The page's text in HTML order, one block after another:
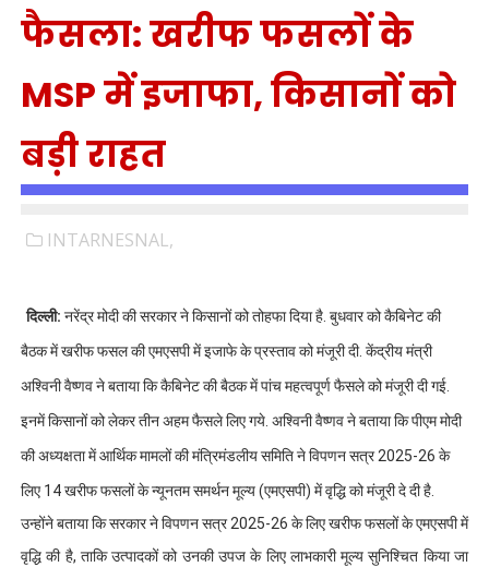
फैसला: खरीफ फसलों के
MSP में इजाफा, किसानों को
बड़ी राहत
INTARNESNAL,
दिल्ली: नरेंद्र मोदी की सरकार ने किसानों को तोहफा दिया है. बुधवार को कैबिनेट की
बैठक में खरीफ फसल की एमएसपी में इजाफे के प्रस्ताव को मंजूरी दी. केंद्रीय मंत्री
अश्विनी वैष्णव ने बताया कि कैबिनेट की बैठक में पांच महत्वपूर्ण फैसले को मंजूरी दी गई.
इनमें किसानों को लेकर तीन अहम फैसले लिए गये. अश्विनी वैष्णव ने बताया कि पीएम मोदी
की अध्यक्षता में आर्थिक मामलों की मंत्रिमंडलीय समिति ने विपणन सत्र 2025-26 के
लिए 14 खरीफ फसलों के न्यूनतम समर्थन मूल्य (एमएसपी) में वृद्धि को मंजूरी दे दी है.
उन्होंने बताया कि सरकार ने विपणन सत्र 2025-26 के लिए खरीफ फसलों के एमएसपी में
वृद्धि की है, ताकि उत्पादकों को उनकी उपज के लिए लाभकारी मूल्य सुनिश्चित किया जा